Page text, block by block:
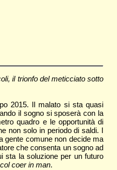
il trionfo del meticciato sotto
2015. Il malato si sta quasi
il sogno si sposerà con la
quadro e le opportunità di
non solo in periodo di saldi. I
gente comune non decide ma
che consenta un sogno ad
sta la soluzione per un futuro
coer in man.